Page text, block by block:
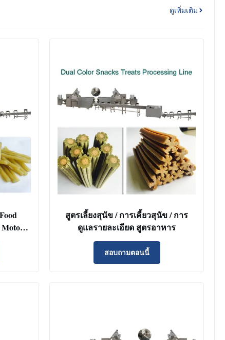
ดูเพิ่มเติม
Motor
สูตรเลี้ยงสุนัข / การเคี้ยวสุนัข / การ
ดูแลรายละเอียด สูตรอาหาร
สอบถามตอนนี้